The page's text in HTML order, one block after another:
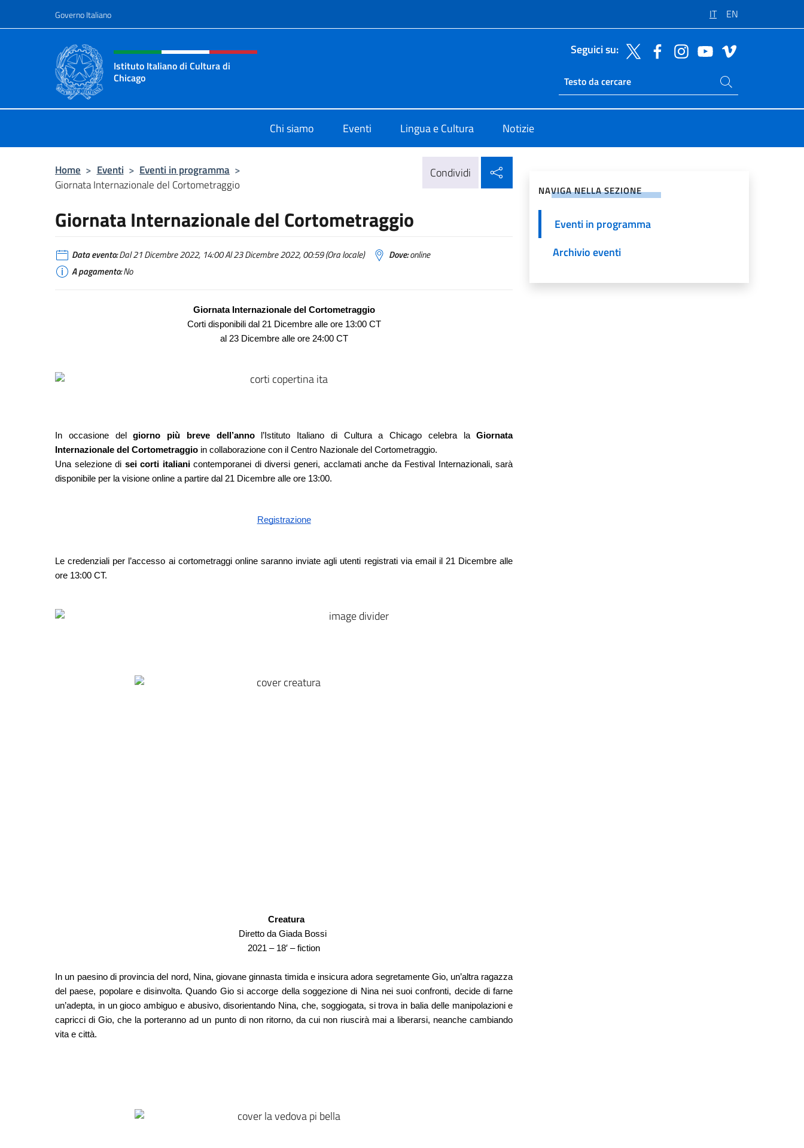
Governo Italiano IT EN
Intestazione sito, social e menù
Istituto Italiano di Cultura di
Chicago
Seguici su:
Ricerca sito live
Cerca nel sito
Chi siamo Eventi Lingua e Cultura Notizie
Home > Eventi > Eventi in programma >
Giornata Internazionale del Cortometraggio
Condividi
Giornata Internazionale del Cortometraggio
Data evento:Dal 21 Dicembre 2022, 14:00 Al 23 Dicembre 2022, 00:59 (Ora locale) Dove:online
A pagamento:No
Giornata Internazionale del Cortometraggio
Corti disponibili dal 21 Dicembre alle ore 13:00 CT
al 23 Dicembre alle ore 24:00 CT
In occasione del giorno più breve dell’anno l’Istituto Italiano di Cultura a Chicago celebra la Giornata
Internazionale del Cortometraggio in collaborazione con il Centro Nazionale del Cortometraggio.
Una selezione di sei corti italiani contemporanei di diversi generi, acclamati anche da Festival Internazionali, sarà
disponibile per la visione online a partire dal 21 Dicembre alle ore 13:00.
Registrazione
Le credenziali per l’accesso ai cortometraggi online saranno inviate agli utenti registrati via email il 21 Dicembre alle
ore 13:00 CT.
Creatura
Diretto da Giada Bossi
2021 – 18′ – fiction
In un paesino di provincia del nord, Nina, giovane ginnasta timida e insicura adora segretamente Gio, un’altra ragazza
del paese, popolare e disinvolta. Quando Gio si accorge della soggezione di Nina nei suoi confronti, decide di farne
un’adepta, in un gioco ambiguo e abusivo, disorientando Nina, che, soggiogata, si trova in balia delle manipolazioni e
capricci di Gio, che la porteranno ad un punto di non ritorno, da cui non riuscirà mai a liberarsi, neanche cambiando
vita e città.
NAVIGA NELLA SEZIONE
Eventi in programma
Archivio eventi